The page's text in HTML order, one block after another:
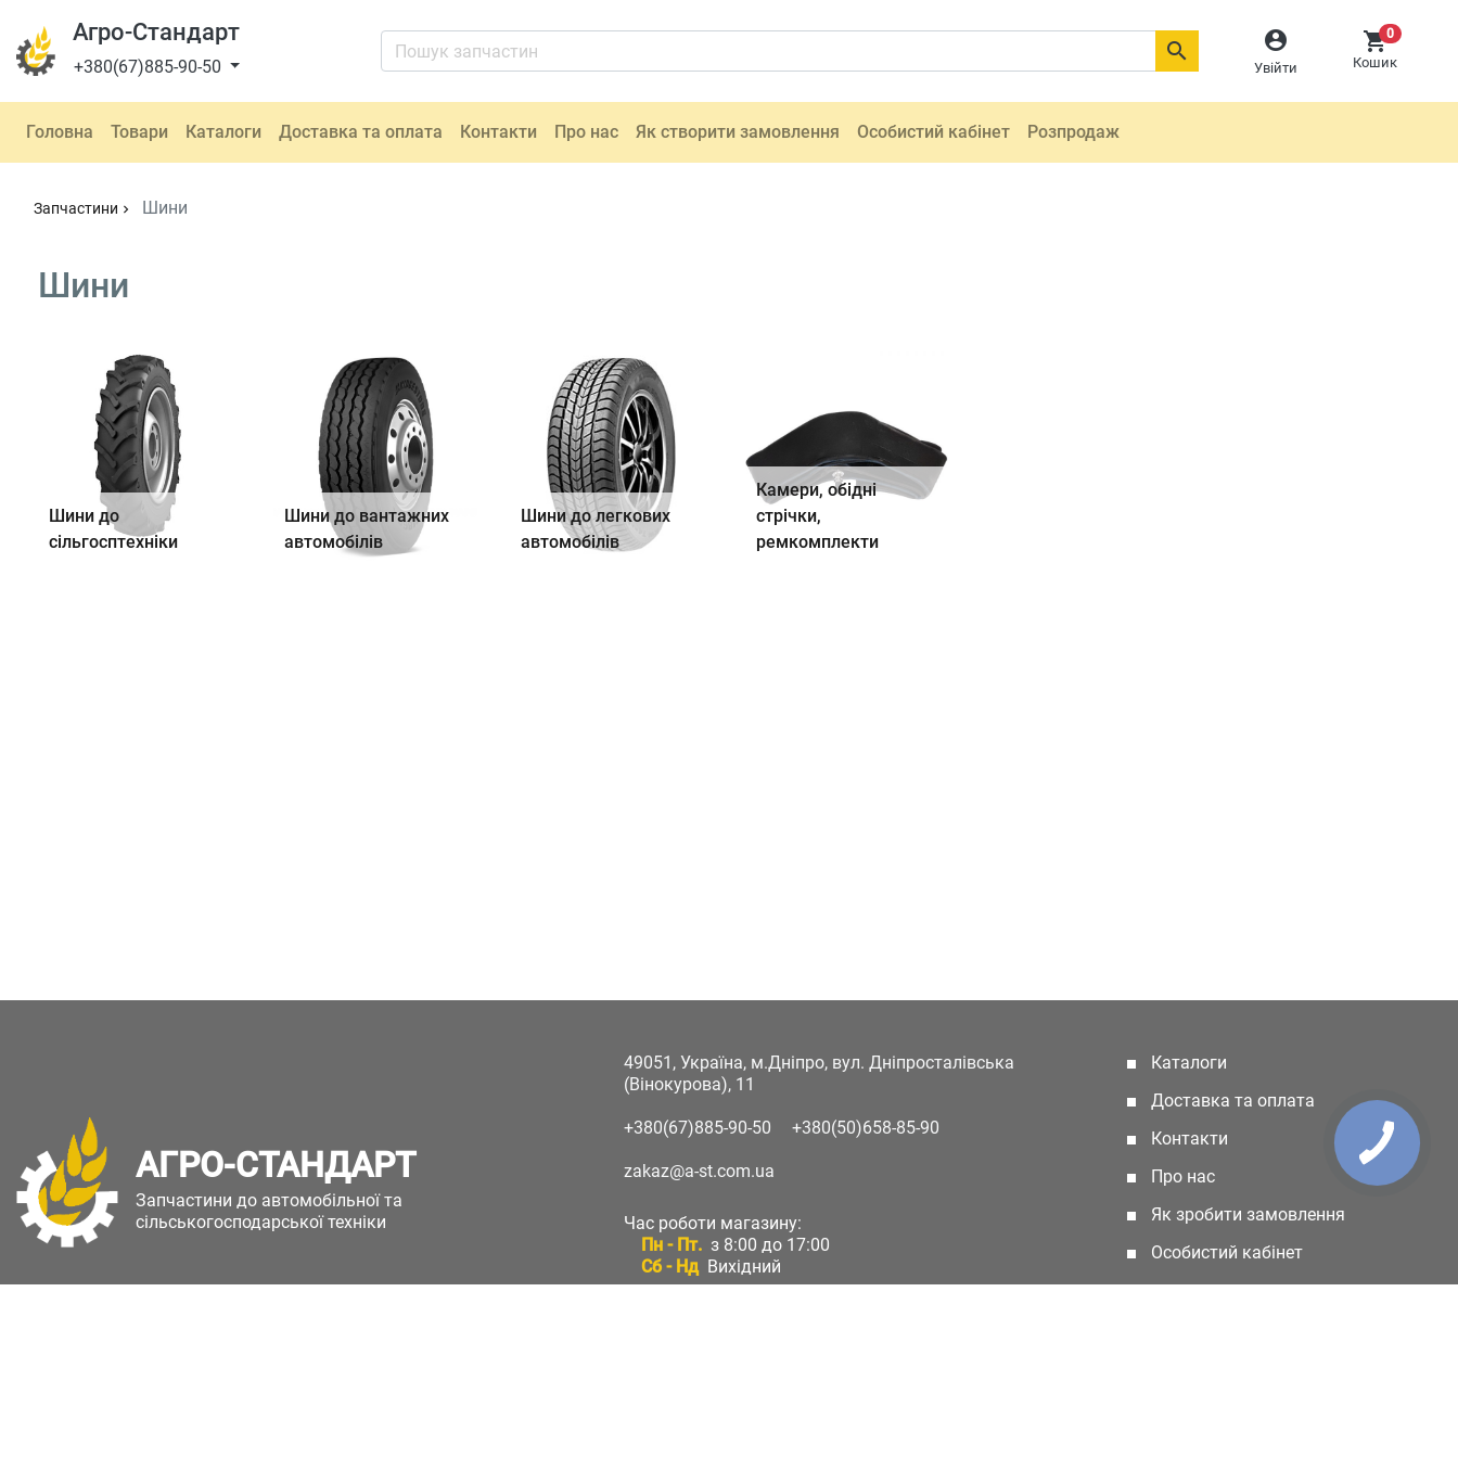
Агро-Стандарт
+380(67)885-90-50

Увійти
0
Кошик

Головна Товари Каталоги Доставка та оплата Контакти Про нас Як створити замовлення Особистий кабінет Розпродаж
Запчастини chevron_right Шини
Шини
Шини до
сільгосптехніки
Шини до вантажних
автомобілів
Шини до легкових
автомобілів
Камери, обідні
стрічки,
ремкомплекти
АГРО-СТАНДАРТ
Запчастини до автомобільної та
сільськогосподарської техніки
49051, Україна, м.Дніпро, вул. Дніпросталівська
(Вінокурова), 11
+380(67)885-90-50 +380(50)658-85-90
zakaz@a-st.com.ua
Час роботи магазину:
Пн - Пт. з 8:00 до 17:00
Сб - Нд Вихідний
Каталоги
Доставка та оплата
Контакти
Про нас
Як зробити замовлення
Особистий кабінет